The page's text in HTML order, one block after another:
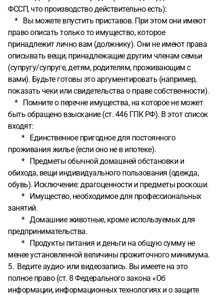
ФССП, что производство действительно есть):
* Вы можете впустить приставов. При этом они имеют
право описать только то имущество, которое
принадлежит лично вам (должнику). Они не имеют права
описывать вещи, принадлежащие другим членам семьи
(супругу/супруге, детям, родителям, проживающим с
вами). Будьте готовы это аргументировать (например,
показать чеки или свидетельства о праве собственности).
* Помните о перечне имущества, на которое не может
быть обращено взыскание (ст. 446 ГПК РФ). В этот список
входят:
* Единственное пригодное для постоянного
проживания жилье (если оно не в ипотеке).
* Предметы обычной домашней обстановки и
обихода, вещи индивидуального пользования (одежда,
обувь). Исключение: драгоценности и предметы роскоши.
* Имущество, необходимое для профессиональных
занятий.
* Домашние животные, кроме используемых для
предпринимательства.
* Продукты питания и деньги на общую сумму не
менее установленной величины прожиточного минимума.
5. Ведите аудио- или видеозапись. Вы имеете на это
полное право (ст. 8 Федерального закона «Об
информации, информационных технологиях и о защите